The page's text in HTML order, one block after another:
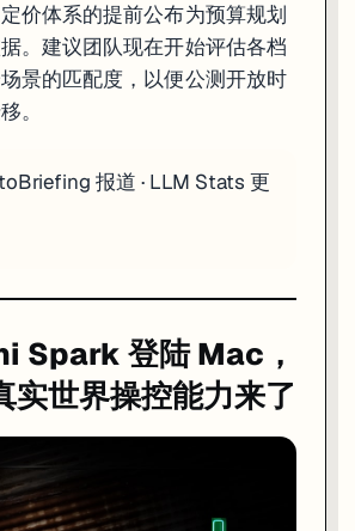
价体系的提前公布为预算规划
。建议团队现在开始评估各档
景的匹配度，以便公测开放时
。
报道 · LLM Stats 更
Spark 登陆 Mac，
实世界操控能力来了